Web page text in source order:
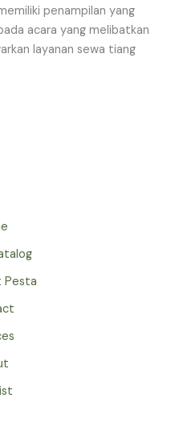
penampilan yang
acara yang melibatkan
layanan sewa tiang
Pesta